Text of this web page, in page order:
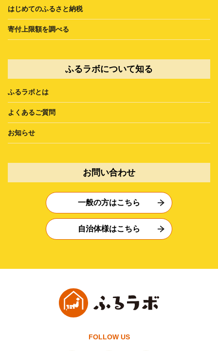
はじめてのふるさと納税
寄付上限額を調べる
ふるラボについて知る
ふるラボとは
よくあるご質問
お知らせ
お問い合わせ
一般の方はこちら
自治体様はこちら
FOLLOW US